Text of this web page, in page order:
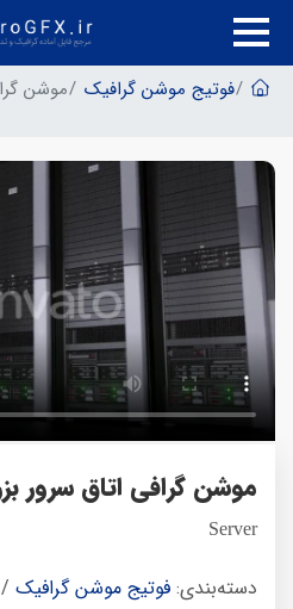
فوتیج موشن گرافیک موشن
موشن گرافی اتاق سرور
Server
دسته‌بندی: فوتیج موشن گرافیک /